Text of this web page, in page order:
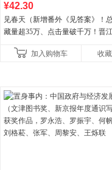
¥42.30
见春天（新增番外《见答案》！
藏量超35万、点击量破千万！晋
加入购物车
收藏